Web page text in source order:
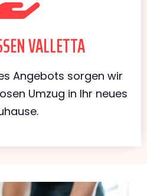
VALLETTA
Angebots sorgen wir
Umzug in Ihr neues